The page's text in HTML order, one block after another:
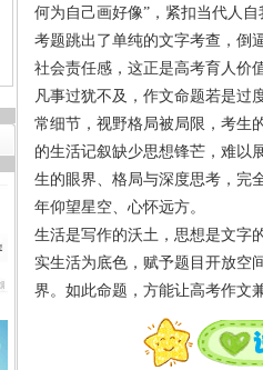
何为自己画好像” ，紧扣当代人
考题跳出了单纯的文字考查，倒
社会责任感，这正是高考育人价
凡事过犹不及，作文命题若是过
常细节，视野格局被局限，考生
的生活记叙缺少思想锋芒，难以
生的眼界、格局与深度思考，完
年仰望星空、心怀远方。
生活是写作的沃土，思想是文字
实生活为底色，赋予题目开放空
界。如此命题，方能让高考作文